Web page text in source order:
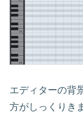
エディターの背
方がしっくりき